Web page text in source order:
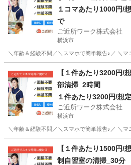
１コマあたり1000円/
で
ご近所ワーク株式会社
横浜市
＼年齢＆経験不問／＼スマホで簡単報告♪／ ＼
その他
【１件あたり3200円/
部清掃_2時間
１件あたり3200円/想
ご近所ワーク株式会社
横浜市
＼年齢＆経験不問／＼スマホで簡単報告♪／ ＼
その他
【１件あたり1500円/
制自習室の清掃_30分